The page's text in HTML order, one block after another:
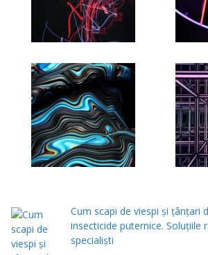
Cum scapi de viespi și țânțari
insecticide puternice. Soluțiile
specialiști